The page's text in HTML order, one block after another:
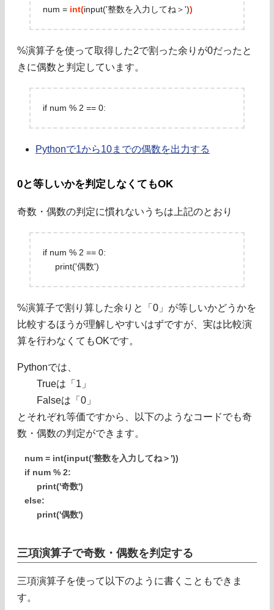
num = int(input('整数を入力してね＞'))
%演算子を使って取得した2で割った余りが0だったと
きに偶数と判定しています。
if num % 2 == 0:
Pythonで1から10までの偶数を出力する
0と等しいかを判定しなくてもOK
奇数・偶数の判定に慣れないうちは上記のとおり
if num % 2 == 0:
print('偶数')
%演算子で割り算した余りと「0」が等しいかどうかを
比較するほうが理解しやすいはずですが、実は比較演
算を行わなくてもOKです。
Pythonでは、
Trueは「1」
Falseは「0」
とそれぞれ等価ですから、以下のようなコードでも奇
数・偶数の判定ができます。
num = int(input('整数を入力してね＞'))
if num % 2:
print('奇数')
else:
print('偶数')
三項演算子で奇数・偶数を判定する
三項演算子を使って以下のように書くこともできま
す。